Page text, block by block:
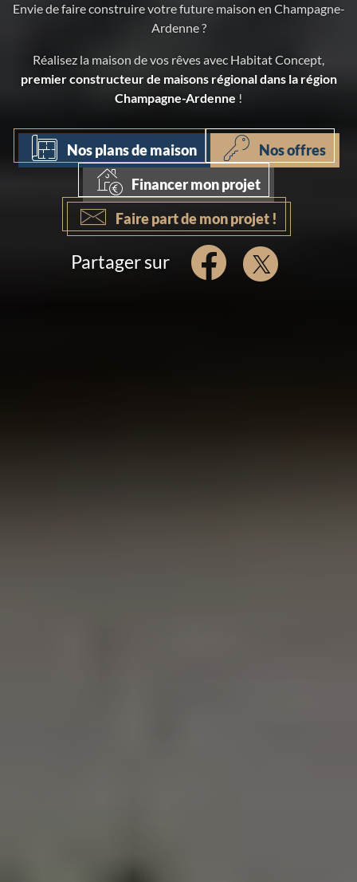
Envie de faire construire votre future maison en Champagne-
Ardenne ?
Réalisez la maison de vos rêves avec Habitat Concept,
premier constructeur de maisons régional dans la région
Champagne-Ardenne !
Nos plans de maison
Nos offres
Financer mon projet
Faire part de mon projet !
Partager sur